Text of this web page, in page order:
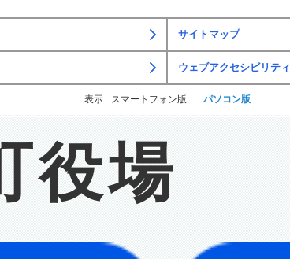
サイトマップ
ウェブアクセシビリティ
表示 スマートフォン版 パソコン版
役場